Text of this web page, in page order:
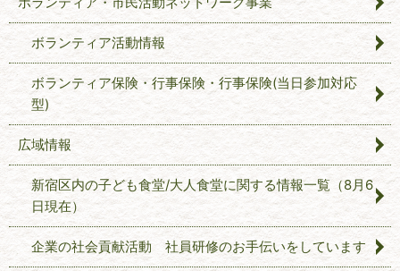
ボランティア活動情報
ボランティア保険・行事保険・行事保険(当日参加対応
型)
広域情報
新宿区内の子ども食堂/大人食堂に関する情報一覧（8月6
日現在）
企業の社会貢献活動 社員研修のお手伝いをしています